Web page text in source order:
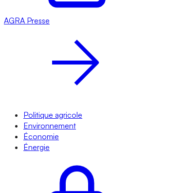
AGRA Presse
Politique agricole
Environnement
Économie
Énergie